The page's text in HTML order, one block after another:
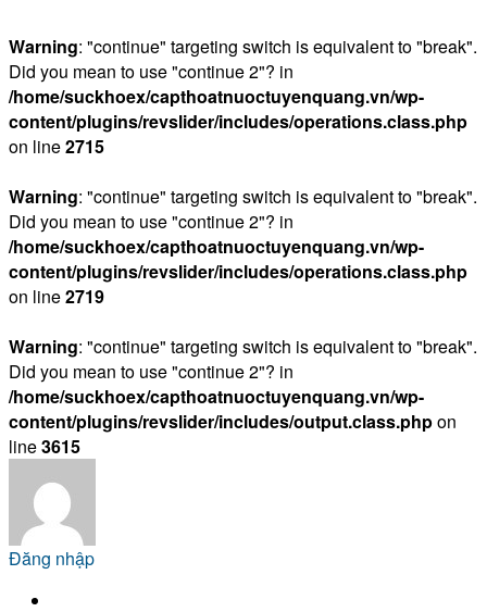
Warning: "continue" targeting switch is equivalent to "break".
Did you mean to use "continue 2"? in
/home/suckhoex/capthoatnuoctuyenquang.vn/wp-
content/plugins/revslider/includes/operations.class.php
on line2715
Warning: "continue" targeting switch is equivalent to "break".
Did you mean to use "continue 2"? in
/home/suckhoex/capthoatnuoctuyenquang.vn/wp-
content/plugins/revslider/includes/operations.class.php
on line2719
Warning: "continue" targeting switch is equivalent to "break".
Did you mean to use "continue 2"? in
/home/suckhoex/capthoatnuoctuyenquang.vn/wp-
content/plugins/revslider/includes/output.class.phpon
line3615
Đăng nhập